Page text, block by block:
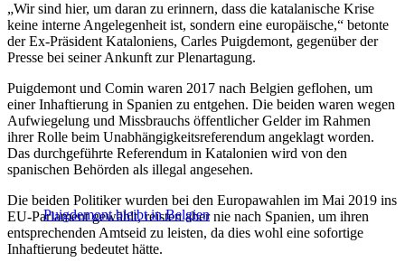
„Wir sind hier, um daran zu erinnern, dass die katalanische Krise
keine interne Angelegenheit ist, sondern eine europäische,“ betonte
der Ex-Präsident Kataloniens, Carles Puigdemont, gegenüber der
Presse bei seiner Ankunft zur Plenartagung.
Puigdemont und Comin waren 2017 nach Belgien geflohen, um
einer Inhaftierung in Spanien zu entgehen. Die beiden waren wegen
Aufwiegelung und Missbrauchs öffentlicher Gelder im Rahmen
ihrer Rolle beim Unabhängigkeitsreferendum angeklagt worden.
Das durchgeführte Referendum in Katalonien wird von den
spanischen Behörden als illegal angesehen.
Puigdemont bleibt in Belgien
Die beiden Politiker wurden bei den Europawahlen im Mai 2019 ins
EU-Parlament gewählt, reisten aber nie nach Spanien, um ihren
entsprechenden Amtseid zu leisten, da dies wohl eine sofortige
Inhaftierung bedeutet hätte.